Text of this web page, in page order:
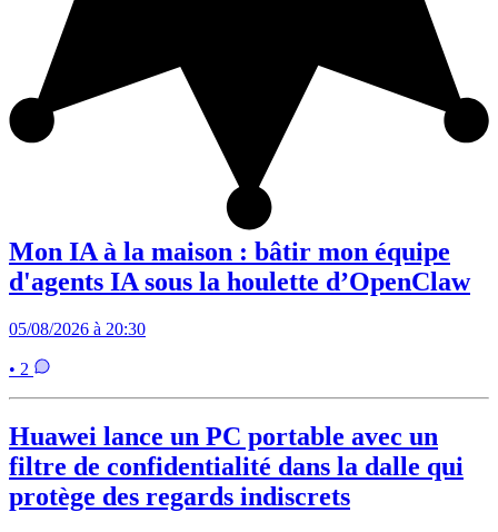
Mon IA à la maison : bâtir mon équipe
d'agents IA sous la houlette d’OpenClaw
05/08/2026 à 20:30
• 2
Huawei lance un PC portable avec un
filtre de confidentialité dans la dalle qui
protège des regards indiscrets